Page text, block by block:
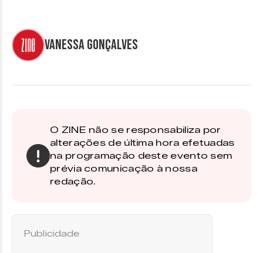
Vanessa Gonçalves
O ZINE não se responsabiliza por
alterações de última hora efetuadas
na programação deste evento sem
prévia comunicação à nossa
redação.
Publicidade